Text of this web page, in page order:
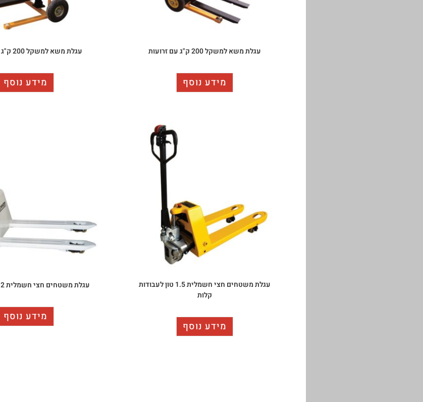
עגלת משא למשקל 200 ק"ג עם זרועות
מידע נוסף
עגלת משא למשקל 200 ק"ג עם משטח
מידע נוסף
עגלת משטחים חצי חשמלית 1.5 טון לעבודות
קלות
מידע נוסף
עגלת משטחים חצי חשמלית 2 טון KARNAF
מידע נוסף